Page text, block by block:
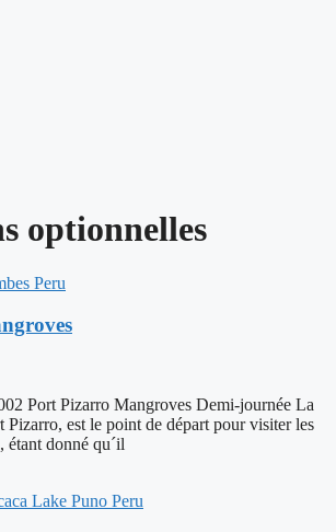
optionnelles
Port Pizarro Mangroves Demi-journée La
Pizarro, est le point de départ pour visiter les
étant donné qu´il